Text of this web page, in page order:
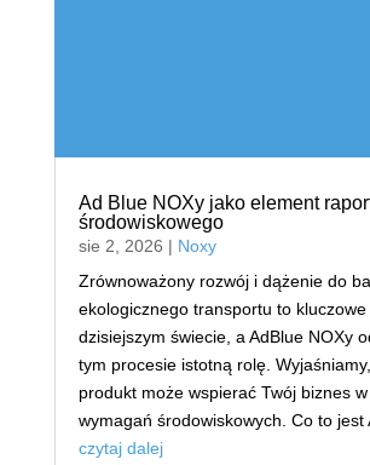
Ad Blue NOXy jako element
środowiskowego
sie 2, 2026 | Noxy
Zrównoważony rozwój i dążenie do
ekologicznego transportu to
dzisiejszym świecie, a AdBlue NOXy
tym procesie istotną rolę.
produkt może wspierać Twój biznes w
wymagań środowiskowych. Co to jest
czytaj dalej